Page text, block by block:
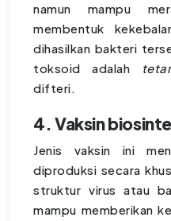
namun mampu
membentuk
dihasilkan bakteri
toksoid adalah
difteri.
4. Vaksin
Jenis vaksin ini
diproduksi secara
struktur virus atau
mampu memberikan